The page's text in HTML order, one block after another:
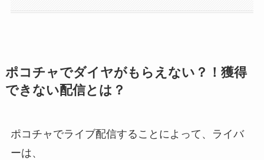
ポコチャでダイヤがもらえない？！獲得
できない配信とは？
ポコチャでライブ配信することによって、ライバ
ーは、